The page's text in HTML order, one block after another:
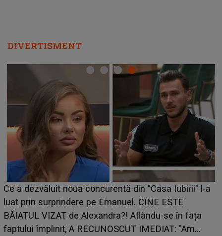
DIVERTISMENT
Ce a dezvăluit noua concurentă din "Casa Iubirii" l-a
luat prin surprindere pe Emanuel. CINE ESTE
BĂIATUL VIZAT de Alexandra?! Aflându-se în fața
faptului împlinit, A RECUNOSCUT IMEDIAT: "Am